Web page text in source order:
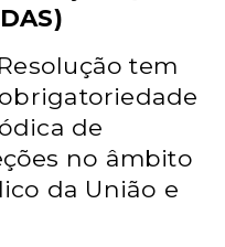
tem
de
no âmbito
da União e